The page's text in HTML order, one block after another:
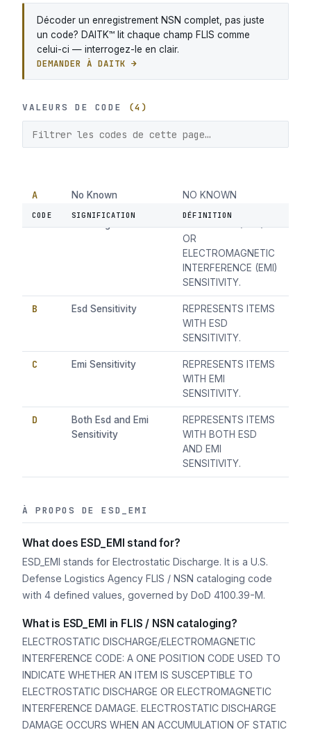
Décoder un enregistrement NSN complet, pas juste
un code? DAITK™ lit chaque champ FLIS comme
celui-ci — interrogez-le en clair.
DEMANDER À DAITK →
VALEURS DE CODE (4)
CODE SIGNIFICATION DÉFINITION
A
No Known
Electrostatic
NO KNOWN
ELECTROSTATIC
OR
ELECTROMAGNETIC
INTERFERENCE (EMI)
SENSITIVITY.
B Esd Sensitivity
REPRESENTS ITEMS
WITH ESD
SENSITIVITY.
C Emi Sensitivity
REPRESENTS ITEMS
WITH EMI
SENSITIVITY.
D
Both Esd and Emi
Sensitivity
REPRESENTS ITEMS
WITH BOTH ESD
AND EMI
SENSITIVITY.
À PROPOS DE ESD_EMI
What does ESD_EMI stand for?
ESD_EMI stands for Electrostatic Discharge. It is a U.S.
Defense Logistics Agency FLIS / NSN cataloging code
with 4 defined values, governed by DoD 4100.39-M.
What is ESD_EMI in FLIS / NSN cataloging?
ELECTROSTATIC DISCHARGE/ELECTROMAGNETIC
INTERFERENCE CODE: A ONE POSITION CODE USED TO
INDICATE WHETHER AN ITEM IS SUSCEPTIBLE TO
ELECTROSTATIC DISCHARGE OR ELECTROMAGNETIC
INTERFERENCE DAMAGE. ELECTROSTATIC DISCHARGE
DAMAGE OCCURS WHEN AN ACCUMULATION OF STATIC